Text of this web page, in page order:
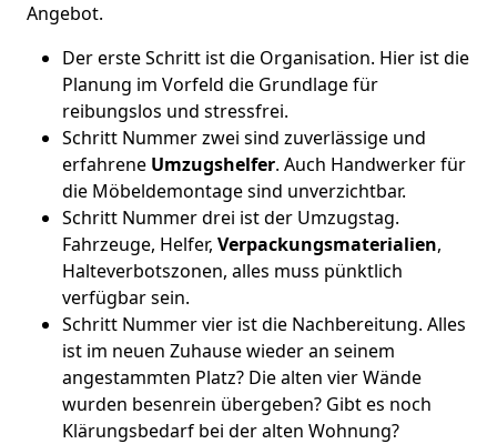
Angebot.
Der erste Schritt ist die Organisation. Hier ist die
Planung im Vorfeld die Grundlage für
reibungslos und stressfrei.
Schritt Nummer zwei sind zuverlässige und
erfahrene Umzugshelfer. Auch Handwerker für
die Möbeldemontage sind unverzichtbar.
Schritt Nummer drei ist der Umzugstag.
Fahrzeuge, Helfer, Verpackungsmaterialien,
Halteverbotszonen, alles muss pünktlich
verfügbar sein.
Schritt Nummer vier ist die Nachbereitung. Alles
ist im neuen Zuhause wieder an seinem
angestammten Platz? Die alten vier Wände
wurden besenrein übergeben? Gibt es noch
Klärungsbedarf bei der alten Wohnung?